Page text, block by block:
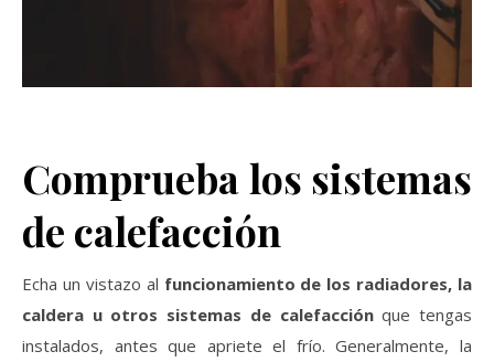
Comprueba los sistemas
de calefacción
Echa un vistazo al funcionamiento de los radiadores, la
caldera u otros sistemas de calefacciónque tengas
instalados, antes que apriete el frío. Generalmente, la